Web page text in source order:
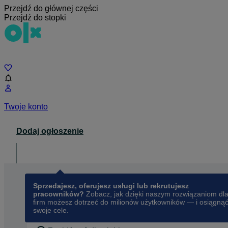
Przejdź do głównej części
Przejdź do stopki
Twoje konto
Dodaj ogłoszenie
Sprzedajesz, oferujesz usługi lub rekrutujesz
pracowników? Zobacz, jak dzięki naszym rozwiązaniom dla
firm możesz dotrzeć do milionów użytkowników — i osiągnąć
swoje cele.